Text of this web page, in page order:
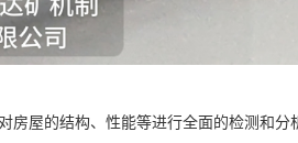
房屋的结构、性能等进行全面的检测和